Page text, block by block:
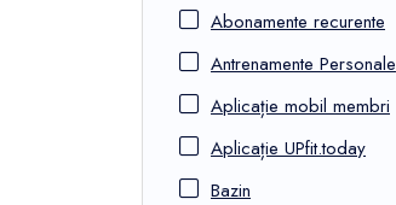
Abonamente recurente
Antrenamente Personale
Aplicație mobil membri
Aplicație UPfit.today
Bazin